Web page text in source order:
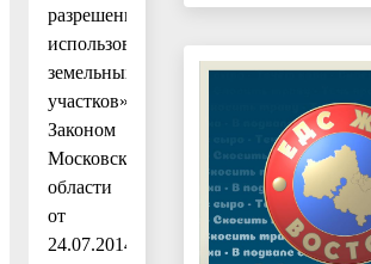
разрешенного
использования
земельных
участков»,
Законом
Московской
области
от
24.07.2014